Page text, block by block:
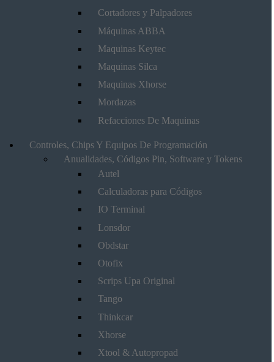
Cortadores y Palpadores
Máquinas ABBA
Maquinas Keytec
Maquinas Silca
Maquinas Xhorse
Mordazas
Refacciones De Maquinas
Controles, Chips Y Equipos De Programación
Anualidades, Códigos Pin, Software y Tokens
Autel
Calculadoras para Códigos
IO Terminal
Lonsdor
Obdstar
Otofix
Scrips Upa Original
Tango
Thinkcar
Xhorse
Xtool & Autopropad